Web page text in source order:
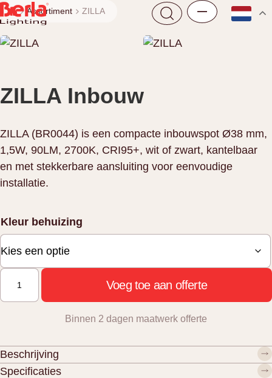
Assortiment ZILLA
ZILLA Inbouw
ZILLA (BR0044) is een compacte inbouwspot Ø38 mm,
1,5W, 90LM, 2700K, CRI95+, wit of zwart, kantelbaar
en met stekkerbare aansluiting voor eenvoudige
installatie.
Kleur behuizing
ZILLA
aantal
Voeg toe aan offerte
Binnen 2 dagen maatwerk offerte
Beschrijving
Specificaties